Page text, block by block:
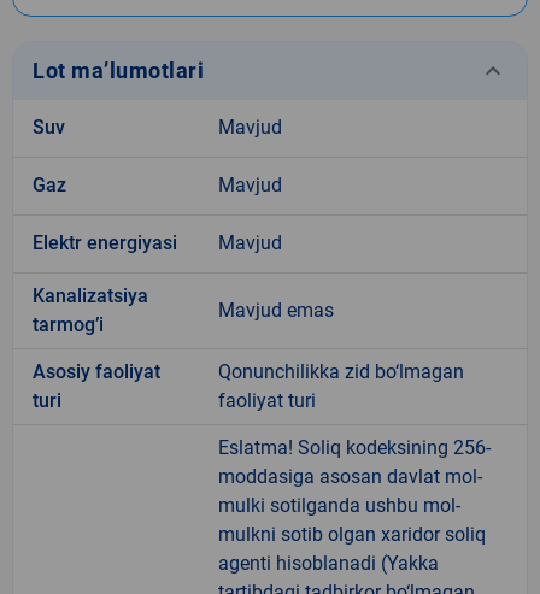
Lot ma’lumotlari keyboard_arrow_down
Suv Mavjud
Gaz Mavjud
Elektr energiyasi Mavjud
Kanalizatsiya
tarmogʼi
Mavjud emas
Аsosiy faoliyat
turi
Qonunchilikka zid bo‘lmagan
faoliyat turi
Eslatma! Soliq kodeksining 256-
moddasiga asosan davlat mol-
mulki sotilganda ushbu mol-
mulkni sotib olgan xaridor soliq
agenti hisoblanadi (Yakka